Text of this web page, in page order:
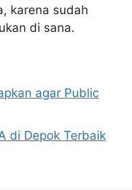
karena sudah
di sana.
agar Public
di Depok Terbaik